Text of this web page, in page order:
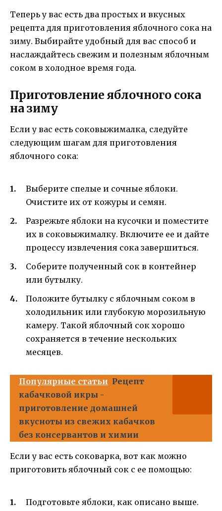
Теперь у вас есть два простых и вкусных
рецепта для приготовления яблочного сока на
зиму. Выбирайте удобный для вас способ и
наслаждайтесь свежим и полезным яблочным
соком в холодное время года.
Приготовление яблочного сока
на зиму
Если у вас есть соковыжималка, следуйте
следующим шагам для приготовления
яблочного сока:
Выберите спелые и сочные яблоки.
Очистите их от кожуры и семян.
Разрежьте яблоки на кусочки и поместите
их в соковыжималку. Включите ее и дайте
процессу извлечения сока завершиться.
Соберите полученный сок в контейнер
или бутылку.
Положите бутылку с яблочным соком в
холодильник или глубокую морозильную
камеру. Такой яблочный сок хорошо
сохраняется в течение нескольких
месяцев.
Популярные статьи Рецепт
кабачковой икры -
приготовление домашней
вкусноты из свежих кабачков
без консервантов и химии
Если у вас есть соковарка, вот как можно
приготовить яблочный сок с ее помощью:
Подготовьте яблоки, как описано выше.